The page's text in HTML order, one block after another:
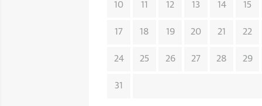
10 11 12 13 14 15
17 18 19 20 21 22
24 25 26 27 28 29
31